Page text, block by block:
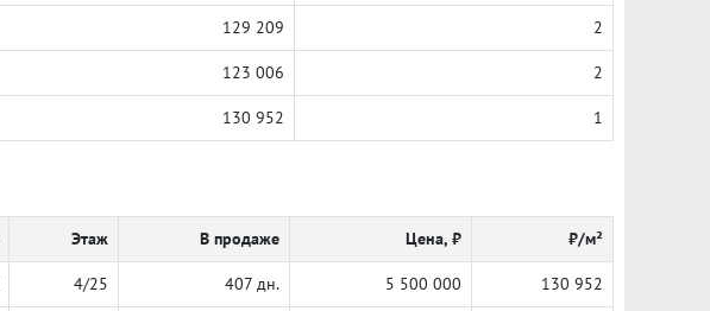
129 209 2
123 006 2
130 952 1
Этаж В продаже Цена, ₽ ₽/м²
4/25 407 дн. 5 500 000 130 952